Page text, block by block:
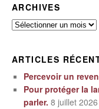
ARCHIVES
Archives
ARTICLES
Percevoir un
Pour protéger la
parler. 8 juillet 2026